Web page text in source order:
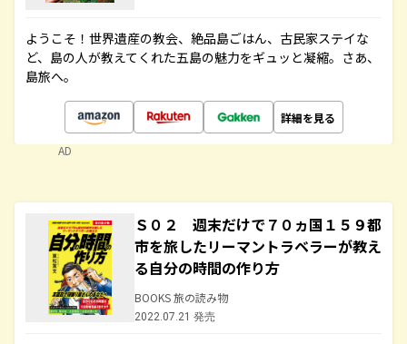
ようこそ！世界遺産の教会、絶品島ごはん、古民家ステイな
ど、島の人が教えてくれた五島の魅力をギュッと凝縮。さあ、
島旅へ。
詳細を見る
AD
Ｓ０２ 週末だけで７０ヵ国１５９都
市を旅したリーマントラベラーが教え
る自分の時間の作り方
BOOKS 旅の読み物
2022.07.21 発売